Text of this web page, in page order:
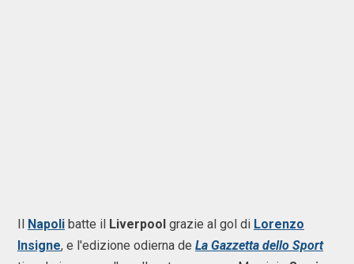
Il Napoli batte il Liverpool grazie al gol di Lorenzo
Insigne, e l'edizione odierna de La Gazzetta dello Sport